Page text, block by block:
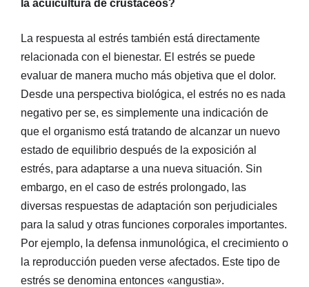
la acuicultura de crustáceos?
La respuesta al estrés también está directamente
relacionada con el bienestar. El estrés se puede
evaluar de manera mucho más objetiva que el dolor.
Desde una perspectiva biológica, el estrés no es nada
negativo per se, es simplemente una indicación de
que el organismo está tratando de alcanzar un nuevo
estado de equilibrio después de la exposición al
estrés, para adaptarse a una nueva situación. Sin
embargo, en el caso de estrés prolongado, las
diversas respuestas de adaptación son perjudiciales
para la salud y otras funciones corporales importantes.
Por ejemplo, la defensa inmunológica, el crecimiento o
la reproducción pueden verse afectados. Este tipo de
estrés se denomina entonces «angustia».